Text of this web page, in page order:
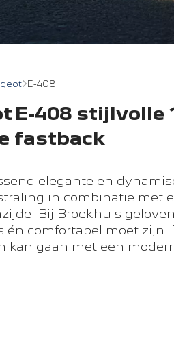
E-408
E-408 stijlvolle
fastback
elegante en
in combinatie met
Bij Broekhuis
én comfortabel moet zijn.
kan gaan met een